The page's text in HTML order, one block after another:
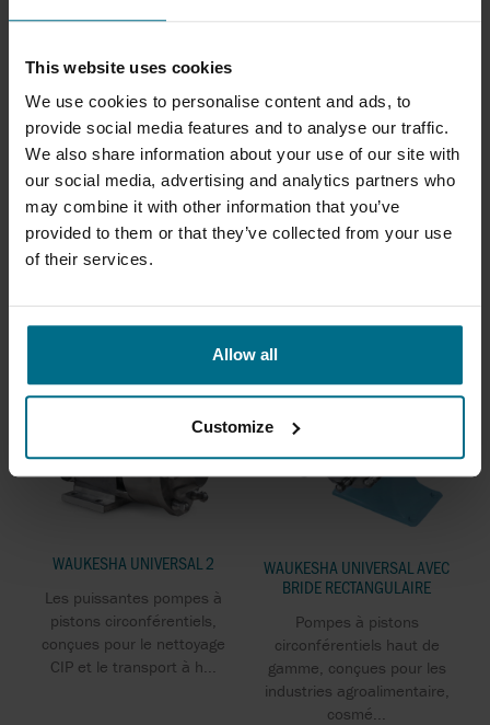
This website uses cookies
We use cookies to personalise content and ads, to
provide social media features and to analyse our traffic.
We also share information about your use of our site with
our social media, advertising and analytics partners who
may combine it with other information that you’ve
provided to them or that they’ve collected from your use
of their services.
Allow all
Customize
DE WAUKESHA PEUT ÉGALEMENT ÊTRE UTILISÉ
VIANDE ISSUE DE SÉPARATEURS
À l'aide d'un décanteur, on peut séparer la graisse de la viande
et réutiliser cette graisse à d'autres fins ou la vendre.
PRODUITS CONNEXES
WAUKESHA UNIVERSAL 2
Les puissantes pompes à
pistons circonférentiels,
conçues pour le nettoyage
CIP et le transport à h...
WAUKESHA UNIVERSAL AVEC
BRIDE RECTANGULAIRE
Pompes à pistons
circonférentiels haut de
gamme, conçues pour les
industries agroalimentaire,
cosmé...